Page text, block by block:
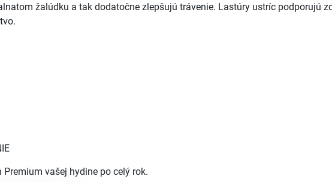
žalúdku a tak dodatočne zlepšujú trávenie. Lastúry ustríc podporujú
vašej hydine po celý rok.